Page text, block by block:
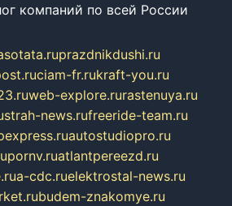
компаний по всей России
prazdnikdushi.ru
ciam-fr.rukraft-you.ru
web-explore.rurastenuya.ru
strah-news.rufreeride-team.ru
autostudiopro.ru
pornv.ruatlantpereezd.ru
a-cdc.ruelektrostal-news.ru
budem-znakomye.ru